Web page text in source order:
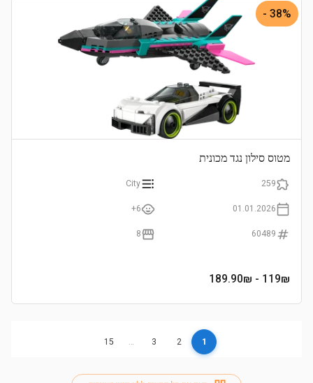
38% -
מטוס סילון נגד מכונית
259
City
01.01.2026
6+
60489
8
119₪
- 189.90₪
1
2
3
15